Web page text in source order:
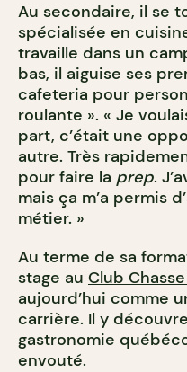
Au secondaire, il se
spécialisée en
travaille dans un
bas, il aiguise ses
cafeteria pour
roulante ». « Je
part, c’était une
autre. Très
pour faire la prep.
mais ça m’a permis
métier. »
Au terme de sa
stage au Club
aujourd’hui comme
carrière. Il y
gastronomie
envouté.